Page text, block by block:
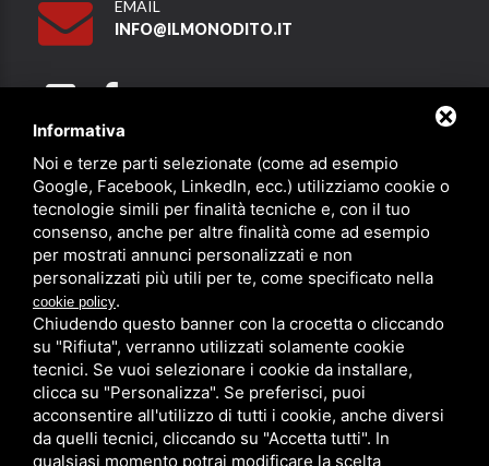
EMAIL
INFO@ILMONODITO.IT
Partner
PRIVACY SITEMAP/ QUESTO SITO È PROTETTO DA GOOGLE
RECAPTCHA V3,PRIVACY POLICYE TERMS OF SERVICEDI GOOGLE.
Informativa
Noi e terze parti selezionate (come ad esempio
Google, Facebook, LinkedIn, ecc.) utilizziamo cookie o
tecnologie simili per finalità tecniche e, con il tuo
consenso, anche per altre finalità come ad esempio
per mostrati annunci personalizzati e non
personalizzati più utili per te, come specificato nella
cookie policy.
Chiudendo questo banner con la crocetta o cliccando
su "Rifiuta", verranno utilizzati solamente cookie
tecnici. Se vuoi selezionare i cookie da installare,
clicca su "Personalizza". Se preferisci, puoi
acconsentire all'utilizzo di tutti i cookie, anche diversi
da quelli tecnici, cliccando su "Accetta tutti". In
qualsiasi momento potrai modificare la scelta